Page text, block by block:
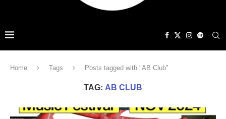
Home Tags Posts tagged with "AB Club"
TAG: AB CLUB